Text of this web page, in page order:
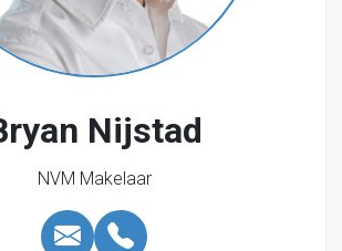
beveiliging, bewegwijzering en
Contributie varieert en bedraagt
per jaar.
Nijstad
NVM Makelaar